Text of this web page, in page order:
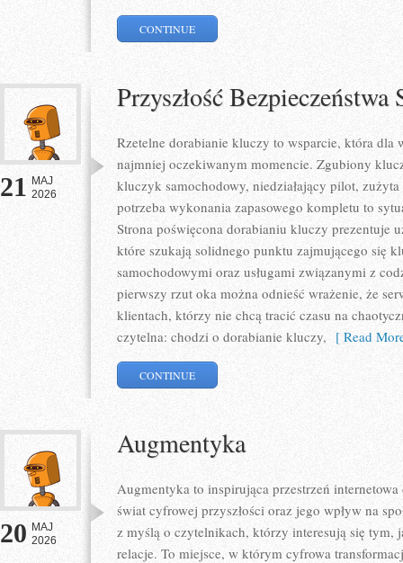
CONTINUE
21 MAJ
2026
Przyszłość Bezpieczeństwa
Rzetelne dorabianie kluczy to wsparcie, która dla
najmniej oczekiwanym momencie. Zgubiony
kluczyk samochodowy, niedziałający pilot,
potrzeba wykonania zapasowego kompletu to
Strona poświęcona dorabianiu kluczy prezentuje
które szukają solidnego punktu zajmującego się
samochodowymi oraz usługami związanymi z
pierwszy rzut oka można odnieść wrażenie, że
klientach, którzy nie chcą tracić czasu na
czytelna: chodzi o dorabianie kluczy, [ Read
CONTINUE
20 MAJ
2026
Augmentyka
Augmentyka to inspirująca przestrzeń
świat cyfrowej przyszłości oraz jego wpływ na
z myślą o czytelnikach, którzy interesują się tym,
relacje. To miejsce, w którym cyfrowa